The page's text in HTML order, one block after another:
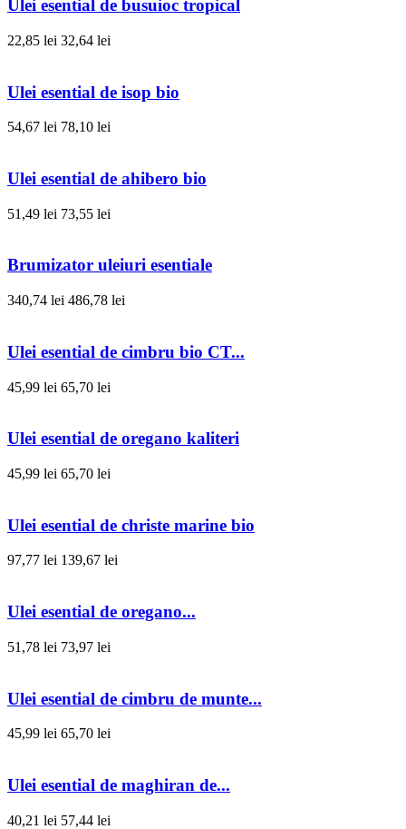
Ulei esential de busuioc tropical
22,85 lei 32,64 lei
Ulei esential de isop bio
54,67 lei 78,10 lei
Ulei esential de ahibero bio
51,49 lei 73,55 lei
Brumizator uleiuri esentiale
340,74 lei 486,78 lei
Ulei esential de cimbru bio CT...
45,99 lei 65,70 lei
Ulei esential de oregano kaliteri
45,99 lei 65,70 lei
Ulei esential de christe marine bio
97,77 lei 139,67 lei
Ulei esential de oregano...
51,78 lei 73,97 lei
Ulei esential de cimbru de munte...
45,99 lei 65,70 lei
Ulei esential de maghiran de...
40,21 lei 57,44 lei